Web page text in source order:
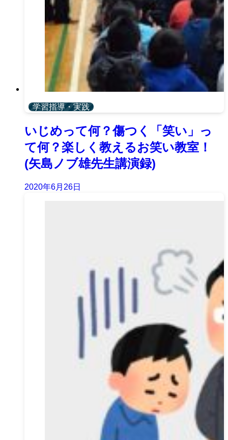
学習指導・実践
いじめって何？傷つく「笑い」っ
て何？楽しく教えるお笑い教室！
(矢島ノブ雄先生講演録)
2020年6月26日